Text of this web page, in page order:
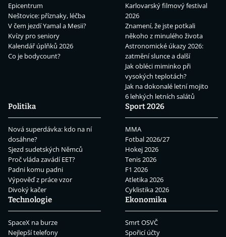
Epicentrum
Neštovice: příznaky, léčba
V čem jezdí Yamal a Mesii?
Kvízy pro seniory
Kalendář úplňků 2026
Co je bodycount?
Karlovarský filmový festival
2026
Znamení, že jste potkali
někoho z minulého života
Astronomické úkazy 2026:
zatmění slunce a další
Jak obléci miminko při
vysokých teplotách?
Jak na dokonalé letní mojito
6 lehkých letních salátů
Politika
Nová superdávka: kdo na ní
dosáhne?
Sjezd sudetských Němců
Proč vláda zavádí EET?
Padni komu padni
Výpověď z práce vzor
Divoký kačer
Sport 2026
MMA
Fotbal 2026/27
Hokej 2026
Tenis 2026
F1 2026
Atletika 2026
Cyklistika 2026
Technologie
SpaceX na burze
Nejlepší telefony
Ekonomika
Smrt OSVČ
Spořicí účty